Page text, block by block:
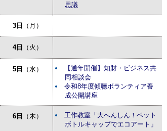
思議
3日 （月）
4日 （火）
5日 （水）
【通年開催】知財・ビジネス共
同相談会
令和8年度傾聴ボランティア養
成公開講座
6日 （木）
工作教室「大へんしん！ペット
ボトルキャップでエコアート」